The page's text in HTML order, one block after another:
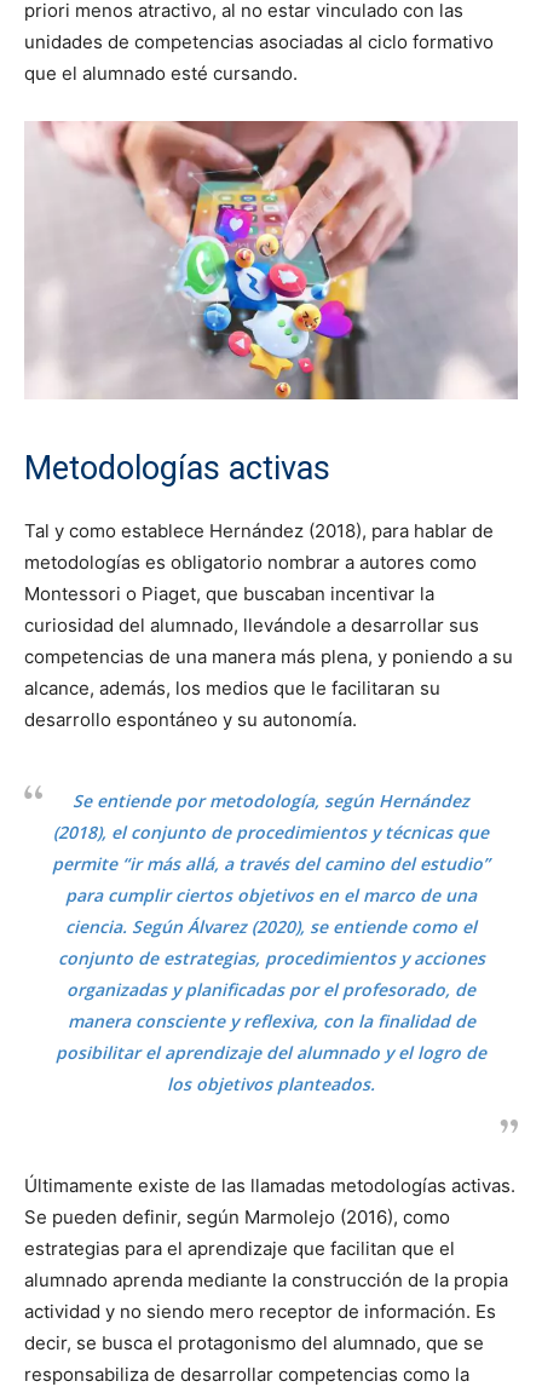
priori menos atractivo, al no estar vinculado con las
unidades de competencias asociadas al ciclo formativo
que el alumnado esté cursando.
Metodologías activas
Tal y como establece Hernández (2018), para hablar de
metodologías es obligatorio nombrar a autores como
Montessori o Piaget, que buscaban incentivar la
curiosidad del alumnado, llevándole a desarrollar sus
competencias de una manera más plena, y poniendo a su
alcance, además, los medios que le facilitaran su
desarrollo espontáneo y su autonomía.
Se entiende por metodología, según Hernández
(2018), el conjunto de procedimientos y técnicas que
permite “ir más allá, a través del camino del estudio”
para cumplir ciertos objetivos en el marco de una
ciencia. Según Álvarez (2020), se entiende como el
conjunto de estrategias, procedimientos y acciones
organizadas y planificadas por el profesorado, de
manera consciente y reflexiva, con la finalidad de
posibilitar el aprendizaje del alumnado y el logro de
los objetivos planteados.
Últimamente existe de las llamadas metodologías activas.
Se pueden definir, según Marmolejo (2016), como
estrategias para el aprendizaje que facilitan que el
alumnado aprenda mediante la construcción de la propia
actividad y no siendo mero receptor de información. Es
decir, se busca el protagonismo del alumnado, que se
responsabiliza de desarrollar competencias como la